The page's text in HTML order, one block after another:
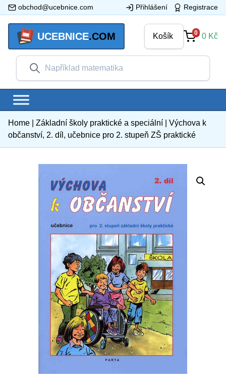
obchod@ucebnice.com Přihlášení Registrace
UCEBNICE.COM Košík 0 0 Kč
Home Základní školy praktické a speciální
Výchova k
občanství, 2. díl, učebnice pro 2. stupeň ZŠ praktické